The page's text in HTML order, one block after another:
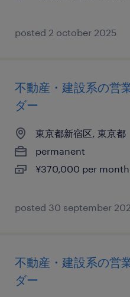
posted 2 october 2025
不動産・建設系の営
ダー
東京都新宿区, 東京都
permanent
¥370,000 per month
posted 30 september
不動産・建設系の営
ダー